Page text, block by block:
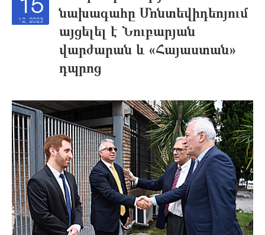
12, 2023
նախագահը Մոնտեվիդեոյում
այցելել է Նուբարյան
վարժարան և «Հայաստան»
դպրոց